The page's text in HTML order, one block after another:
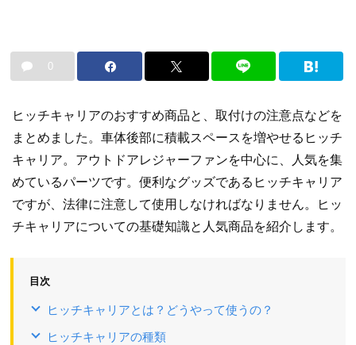
0
ヒッチキャリアのおすすめ商品と、取付けの注意点などを
まとめました。車体後部に積載スペースを増やせるヒッチ
キャリア。アウトドアレジャーファンを中心に、人気を集
めているパーツです。便利なグッズであるヒッチキャリア
ですが、法律に注意して使用しなければなりません。ヒッ
チキャリアについての基礎知識と人気商品を紹介します。
目次
ヒッチキャリアとは？どうやって使うの？
ヒッチキャリアの種類